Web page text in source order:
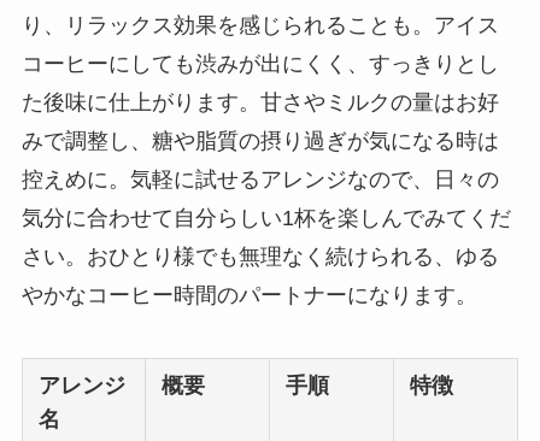
り、リラックス効果を感じられることも。アイス
コーヒーにしても渋みが出にくく、すっきりとし
た後味に仕上がります。甘さやミルクの量はお好
みで調整し、糖や脂質の摂り過ぎが気になる時は
控えめに。気軽に試せるアレンジなので、日々の
気分に合わせて自分らしい1杯を楽しんでみてくだ
さい。おひとり様でも無理なく続けられる、ゆる
やかなコーヒー時間のパートナーになります。
アレンジ
名
概要 手順 特徴